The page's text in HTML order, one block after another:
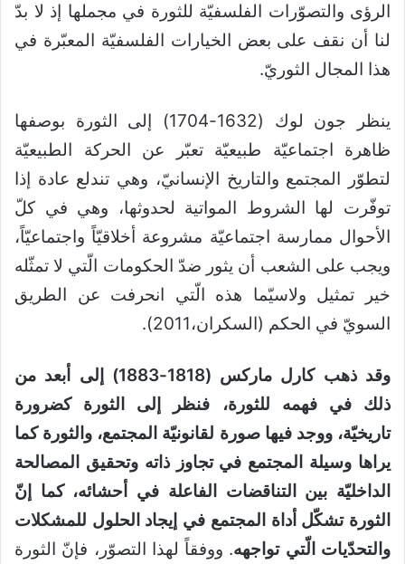
الرؤى والتصوّرات الفلسفيّة للثورة في مجملها إذ لا بدّ
لنا أن نقف على بعض الخيارات الفلسفيّة المعبّرة في
هذا المجال الثوريّ.
ينظر جون لوك (1632-1704) إلى الثورة بوصفها
ظاهرة اجتماعيّة طبيعيّة تعبّر عن الحركة الطبيعيّة
لتطوّر المجتمع والتاريخ الإنسانيّ، وهي تندلع عادة إذا
توفّرت لها الشروط المواتية لحدوثها، وهي في كلّ
الأحوال ممارسة اجتماعيّة مشروعة أخلاقيّاً واجتماعيّاً،
ويجب على الشعب أن يثور ضدّ الحكومات الّتي لا تمثّله
خير تمثيل ولاسيّما هذه الّتي انحرفت عن الطريق
السويّ في الحكم (السكران،2011).
وقد ذهب كارل ماركس (1818-1883) إلى أبعد من
ذلك في فهمه للثورة، فنظر إلى الثورة كضرورة
تاريخيّة، ووجد فيها صورة لقانونيّة المجتمع، والثورة كما
يراها وسيلة المجتمع في تجاوز ذاته وتحقيق المصالحة
الداخليّة بين التناقضات الفاعلة في أحشائه، كما إنّ
الثورة تشكّل أداة المجتمع في إيجاد الحلول للمشكلات
والتحدّيات الّتي تواجهه. ووفقاً لهذا التصوّر، فإنّ الثورة